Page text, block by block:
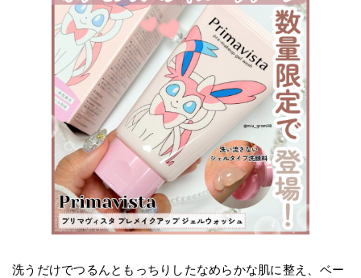
洗うだけでつるんともっちりしたなめらかな肌に整え、ベー